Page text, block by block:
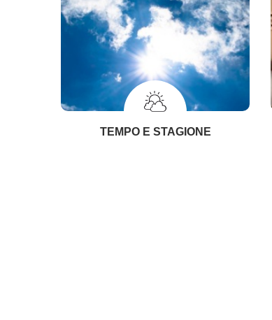
TEMPO E STAGIONE